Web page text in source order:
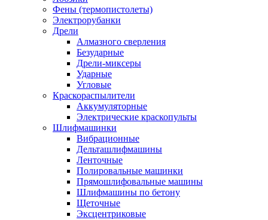
Фены (термопистолеты)
Электрорубанки
Дрели
Алмазного сверления
Безударные
Дрели-миксеры
Ударные
Угловые
Краскораспылители
Аккумуляторные
Электрические краскопульты
Шлифмашинки
Вибрационные
Дельташлифмашины
Ленточные
Полировальные машинки
Прямошлифовальные машины
Шлифмашины по бетону
Щеточные
Эксцентриковые